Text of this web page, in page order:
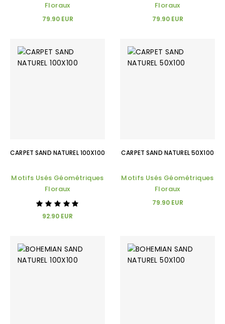
Floraux
79.90 EUR
Floraux
79.90 EUR
CARPET SAND NATUREL 100X100
Motifs Usés Géométriques
Floraux
92.90 EUR
CARPET SAND NATUREL 50X100
Motifs Usés Géométriques
Floraux
79.90 EUR